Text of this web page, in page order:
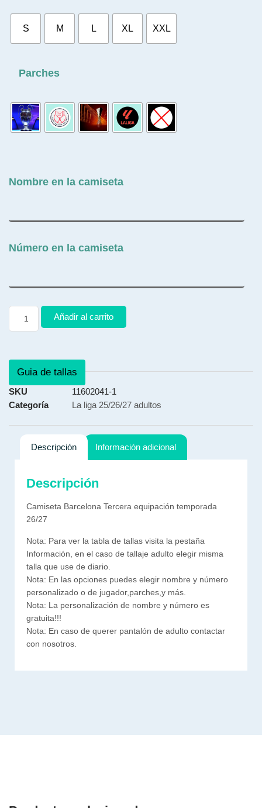
S M L XL XXL
Parches
Nombre en la camiseta
Número en la camiseta
Añadir al carrito
Guia de tallas
SKU
11602041-1
Categoría
La liga 25/26/27 adultos
Descripción Información adicional
Descripción
Camiseta Barcelona Tercera equipación temporada
26/27
Nota: Para ver la tabla de tallas visita la pestaña
Información, en el caso de tallaje adulto elegir misma
talla que use de diario.
Nota: En las opciones puedes elegir nombre y número
personalizado o de jugador,parches,y más.
Nota: La personalización de nombre y número es
gratuita!!!
Nota: En caso de querer pantalón de adulto contactar
con nosotros.